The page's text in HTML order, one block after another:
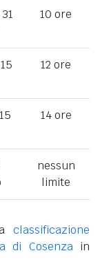
10 ore
12 ore
14 ore
nessun
limite
classificazione
di Cosenzain